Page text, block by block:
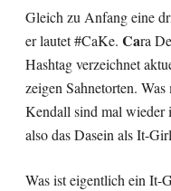
Gleich zu Anfang eine
er lautet #CaKe. Cara
Hashtag verzeichnet
zeigen Sahnetorten.
Kendall sind mal wieder
also das Dasein als It-
Was ist eigentlich ein It-